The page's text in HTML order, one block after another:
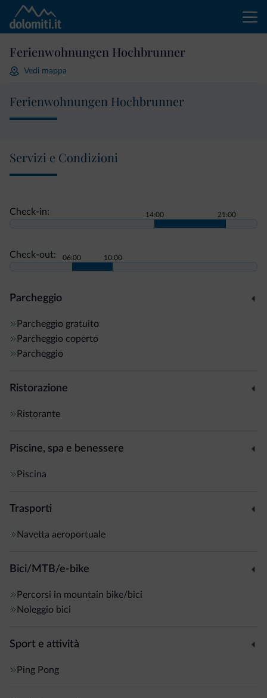
Ferienwohnungen Hochbrunner
Vedi mappa
Ferienwohnungen Hochbrunner
Servizi e Condizioni
Check-in: 14:00 21:00
Check-out: 06:00 10:00
Parcheggio
Parcheggio gratuito
Parcheggio coperto
Parcheggio
Ristorazione
Ristorante
Piscine, spa e benessere
Piscina
Trasporti
Navetta aeroportuale
Bici/MTB/e-bike
Percorsi in mountain bike/bici
Noleggio bici
Sport e attività
Ping Pong